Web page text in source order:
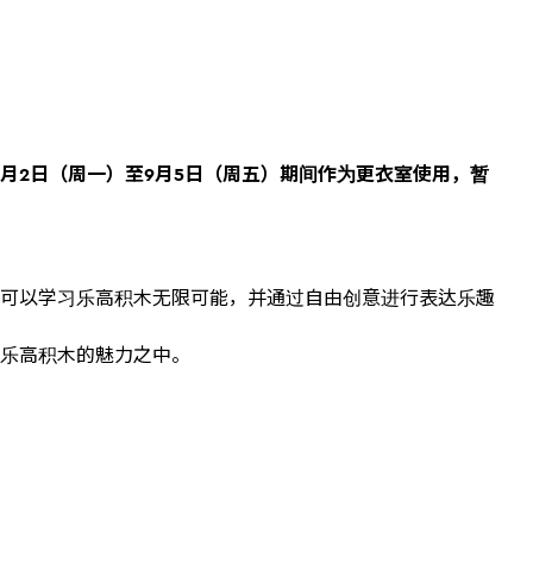
2日（周一）至9月5日（周五）期间作为更衣室使用，暂
以学习乐高积木无限可能，并通过自由创意进行表达乐趣
高积木的魅力之中。